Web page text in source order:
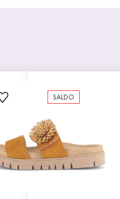
SALDO